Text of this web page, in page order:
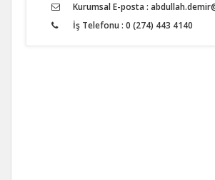
Kurumsal E-posta :
İş Telefonu : 0 (274) 443 4140